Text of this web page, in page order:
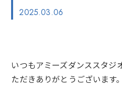
2025.03.06
いつもアミーズダンススタジ
ただきありがとうございます。